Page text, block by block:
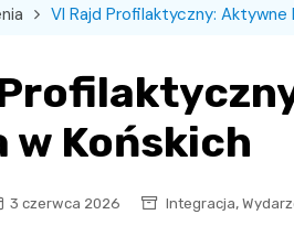
Wydarzenia
Kronika policyjna
Sport
Podróże
Szpital
Sklepy
VI Rajd Profilaktyczny: Aktywne
w Końskich
3 czerwca 2026 Integracja,